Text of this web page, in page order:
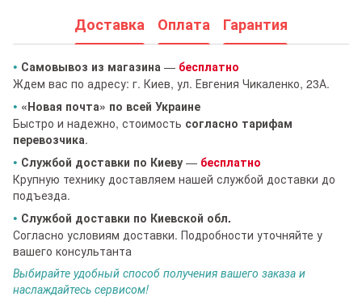
Доставка Оплата Гарантия
• Самовывоз из магазина — бесплатно
Ждем вас по адресу: г. Киев, ул. Евгения Чикаленко, 23А.
• «Новая почта» по всей Украине
Быстро и надежно, стоимость согласно тарифам
перевозчика.
• Службой доставки по Киеву — бесплатно
Крупную технику доставляем нашей службой доставки до
подъезда.
• Службой доставки по Киевской обл.
Согласно условиям доставки. Подробности уточняйте у
вашего консультанта
Выбирайте удобный способ получения вашего заказа и
наслаждайтесь сервисом!